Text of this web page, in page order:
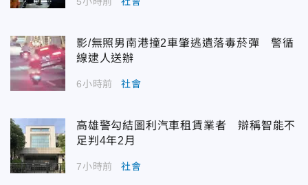
影/無照男南港撞2車肇逃遺落毒菸彈 警循
線逮人送辦
6小時前 社會
高雄警勾結圖利汽車租賃業者 辯稱智能不
足判4年2月
7小時前 社會